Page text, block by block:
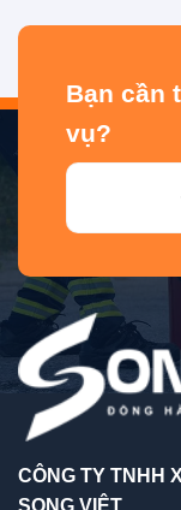
Bạn cần
vụ?
CÔNG TY TNHH
SONG VIỆT